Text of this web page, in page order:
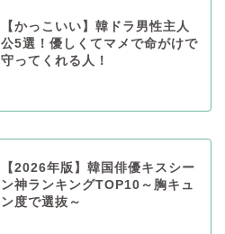
【かっこいい】韓ドラ男性主人
公5選！優しくてマメで命がけで
守ってくれる人！
【2026年版】韓国俳優キスシー
ン神ランキングTOP10～胸キュ
ン度で選抜～